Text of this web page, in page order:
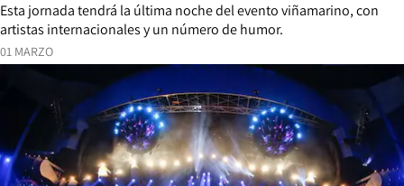
01 MARZO
Esta jornada tendrá la última noche del evento viñamarino, con
artistas internacionales y un número de humor.